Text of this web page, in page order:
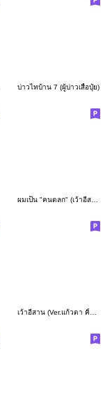
บ่าวไทบ้าน 7 (ผู้บ่าวเสื้อปุ๋ย)
ผมเป็น "คนตลก" (เว้าอีสาน)
เว้าอีสาน (Ver.แก้วตา คิ้วเกิร์ล)